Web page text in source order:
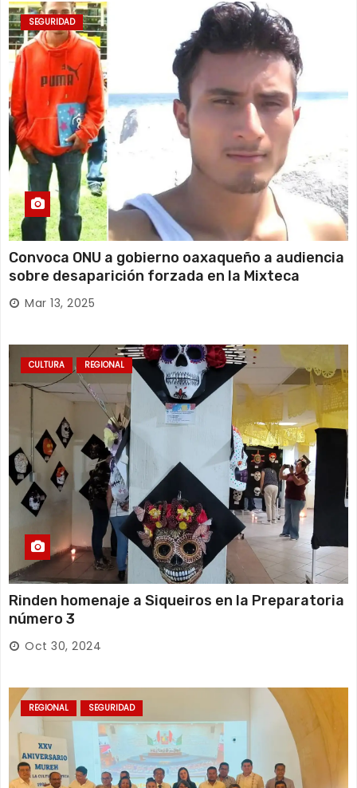
SEGURIDAD
Convoca ONU a gobierno oaxaqueño a audiencia
sobre desaparición forzada en la Mixteca
Mar 13, 2025
CULTURA REGIONAL
Rinden homenaje a Siqueiros en la Preparatoria
número 3
Oct 30, 2024
REGIONAL SEGURIDAD